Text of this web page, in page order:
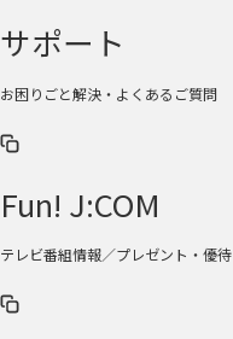
サポート
お困りごと解決・よくあるご質問
Fun! J:COM
テレビ番組情報／プレゼント・優待